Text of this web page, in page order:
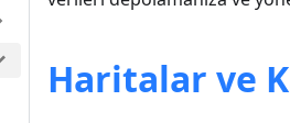
Haritalar ve